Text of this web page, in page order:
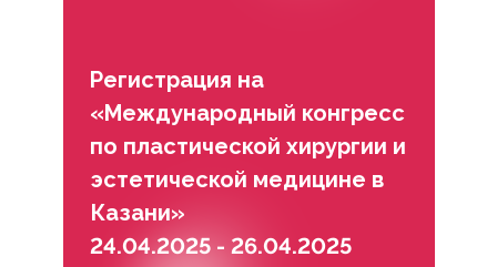
Регистрация на
«Международный конгресс
по пластической хирургии и
эстетической медицине в
Казани»
24.04.2025 - 26.04.2025